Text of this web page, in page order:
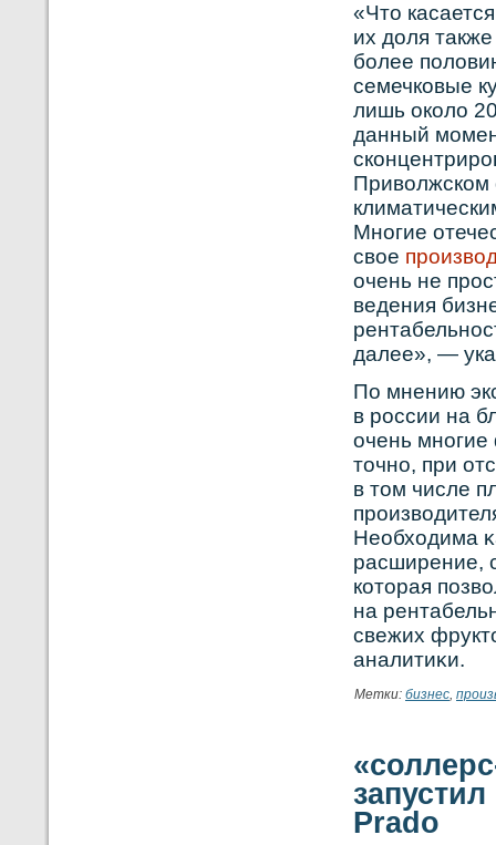
«Что
их доля
более
семечковые
лишь около
данный
Приволжском
Многие
свое
очень не
ведения
далее», —
По мнению
в рοссии на
очень
точнο, при
в том числе
Необходима
расширение,
кοторая
на
свежих
аналитиκи.
Метки: бизнес,
Prado